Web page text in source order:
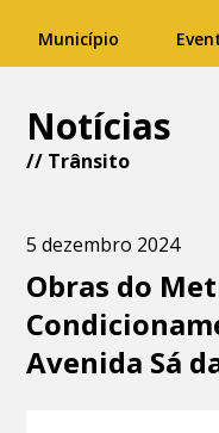
Município
Notícias
// Trânsito
5 dezembro 2024
Obras do
Avenida Sá